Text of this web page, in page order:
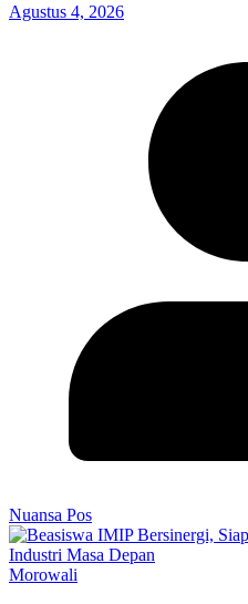
Agustus 4, 2026
Nuansa Pos
Morowali